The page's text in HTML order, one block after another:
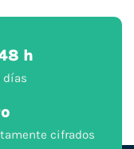
h
días
cifrados